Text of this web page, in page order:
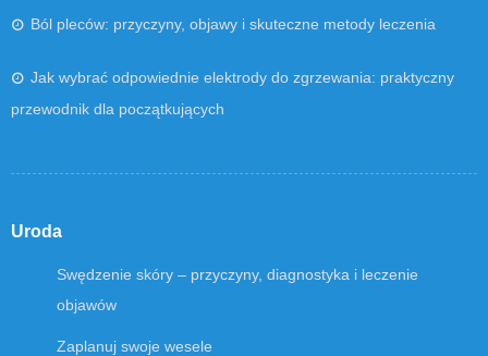
Ból pleców: przyczyny, objawy i skuteczne metody leczenia
Jak wybrać odpowiednie elektrody do zgrzewania: praktyczny
przewodnik dla początkujących
Uroda
Swędzenie skóry – przyczyny, diagnostyka i leczenie
objawów
Zaplanuj swoje wesele